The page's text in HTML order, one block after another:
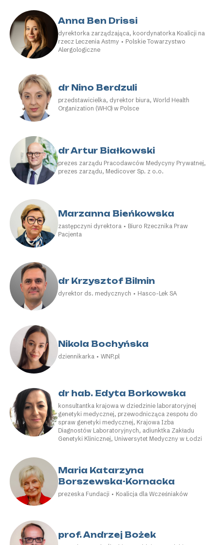
Anna Ben Drissi
dyrektorka zarządzająca, koordynatorka Koalicji na
rzecz Leczenia Astmy • Polskie Towarzystwo
Alergologiczne
dr Nino Berdzuli
przedstawicielka, dyrektor biura, World Health
Organization (WHO) w Polsce
dr Artur Białkowski
prezes zarządu Pracodawców Medycyny Prywatnej,
prezes zarządu, Medicover Sp. z o.o.
Marzanna Bieńkowska
zastępczyni dyrektora • Biuro Rzecznika Praw
Pacjenta
dr Krzysztof Bilmin
dyrektor ds. medycznych • Hasco-Lek SA
Nikola Bochyńska
dziennikarka • WNP.pl
dr hab. Edyta Borkowska
konsultantka krajowa w dziedzinie laboratoryjnej
genetyki medycznej, przewodnicząca zespołu do
spraw genetyki medycznej, Krajowa Izba
Diagnostów Laboratoryjnych, adiunktka Zakładu
Genetyki Klinicznej, Uniwersytet Medyczny w Łodzi
Maria Katarzyna
Borszewska-Kornacka
prezeska Fundacji • Koalicja dla Wcześniaków
prof. Andrzej Bożek